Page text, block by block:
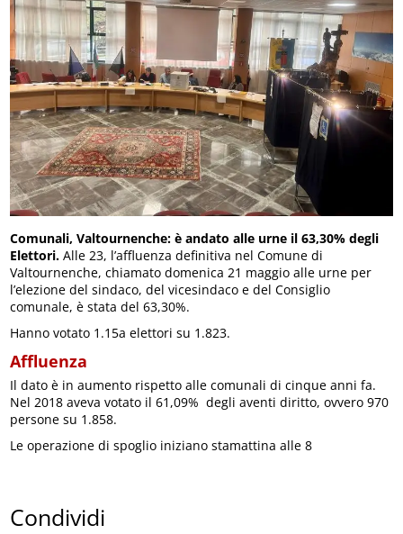
Comunali, Valtournenche: è andato alle urne il 63,30% degli
Elettori.Alle 23, l’affluenza definitiva nel Comune di
Valtournenche, chiamato domenica 21 maggio alle urne per
l’elezione del sindaco, del vicesindaco e del Consiglio
comunale, è stata del 63,30%.
Hanno votato 1.15a elettori su 1.823.
Affluenza
Il dato è in aumento rispetto alle comunali di cinque anni fa.
Nel 2018 aveva votato il 61,09% degli aventi diritto, ovvero 970
persone su 1.858.
Le operazione di spoglio iniziano stamattina alle 8
Condividi